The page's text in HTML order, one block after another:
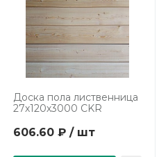
Доска пола лиственница
27х120х3000 СKR
606.60 ₽ / шт